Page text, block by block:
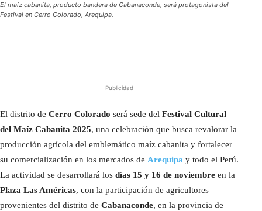
El maíz cabanita, producto bandera de Cabanaconde, será protagonista del
Festival en Cerro Colorado, Arequipa.
Publicidad
El distrito de Cerro Colorado será sede del Festival Cultural
del Maíz Cabanita 2025, una celebración que busca revalorar la
producción agrícola del emblemático maíz cabanita y fortalecer
su comercialización en los mercados de Arequipa y todo el Perú.
La actividad se desarrollará los días 15 y 16 de noviembre en la
Plaza Las Américas, con la participación de agricultores
provenientes del distrito de Cabanaconde, en la provincia de